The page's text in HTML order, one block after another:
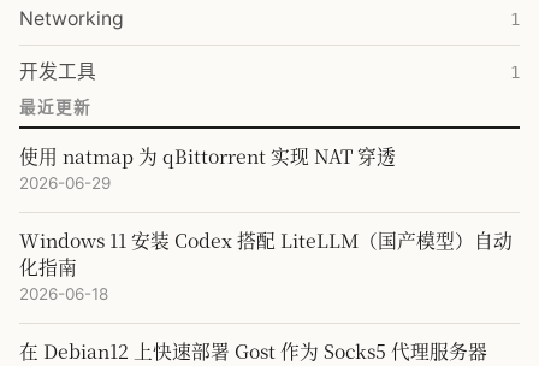
Networking 1
开发工具
1
最近更新
使用 natmap 为 qBittorrent 实现 NAT 穿透
2026-06-29
Windows 11 安装 Codex 搭配 LiteLLM（国产模型）自动
化指南
2026-06-18
在 Debian12 上快速部署 Gost 作为 Socks5 代理服务器